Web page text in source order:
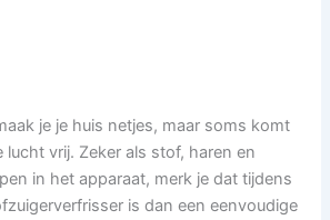
je je huis netjes, maar soms komt
lucht vrij. Zeker als stof, haren en
in het apparaat, merk je dat tijdens
is dan een eenvoudige